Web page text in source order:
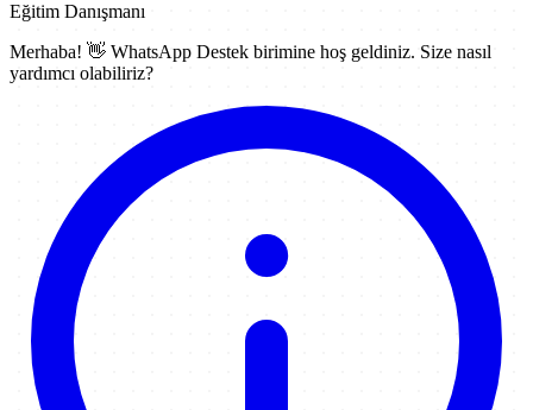
Eğitim Danışmanı
Merhaba! 👋 WhatsApp Destek birimine hoş geldiniz. Size nasıl
yardımcı olabiliriz?